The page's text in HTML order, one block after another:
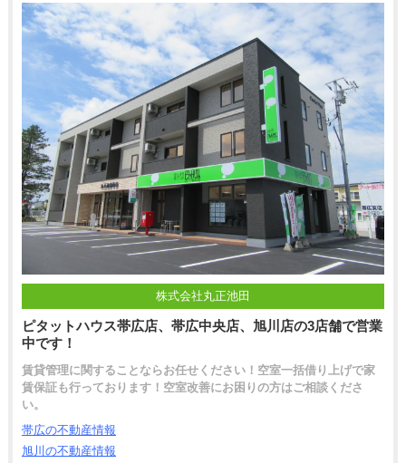
株式会社丸正池田
ピタットハウス帯広店、帯広中央店、旭川店の3店舗で営業
中です！
賃貸管理に関することならお任せください！空室一括借り上げで家
賃保証も行っております！空室改善にお困りの方はご相談くださ
い。
帯広の不動産情報
旭川の不動産情報